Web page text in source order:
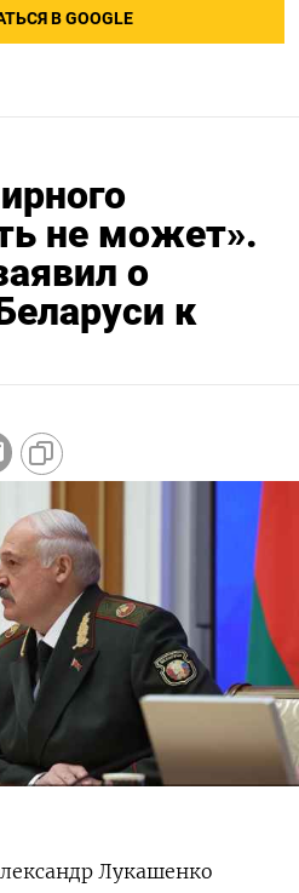
В GOOGLE
не может».
о
к
Лукашенко